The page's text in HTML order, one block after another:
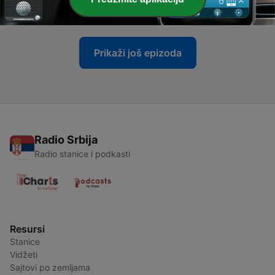
27 мај 2020
Prikaži još epizoda
Radio Srbija
Radio stanice i podkasti
Resursi
Stanice
Vidžeti
Sajtovi po zemljama